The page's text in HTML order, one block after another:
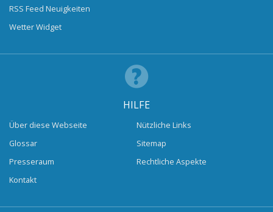
RSS Feed Neuigkeiten
Wetter Widget
HILFE
Über diese Webseite
Glossar
Presseraum
Kontakt
Nützliche Links
Sitemap
Rechtliche Aspekte